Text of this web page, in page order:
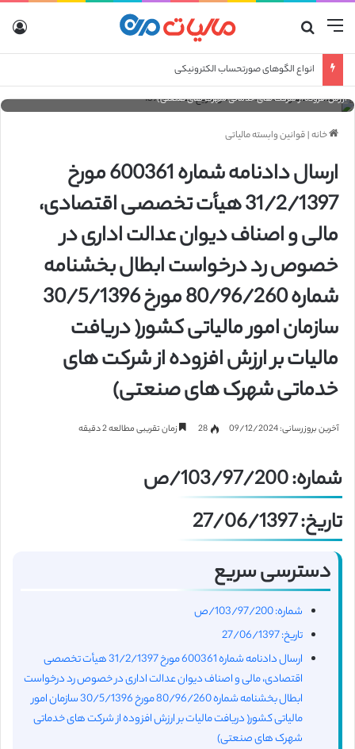
منو
انواع الگوهای صورتحساب الکترونیکی
31/2/1397 هیأت تخصصی اقتصادی، مالی و اصناف دیوان عدالت اداری در خصوص رد درخواست
ابطال بخشنامه شماره 80/96/260 مورخ 30/5/1396 سازمان امور مالیاتی کشور( دریافت مالیات بر
ارزش افزوده از شرکت های خدماتی شهرک های صنعتی)
خانه|قوانین وابسته مالیاتی
ارسال دادنامه شماره 600361 مورخ
31/2/1397 هیأت تخصصی اقتصادی،
مالی و اصناف دیوان عدالت اداری در
خصوص رد درخواست ابطال بخشنامه
شماره 80/96/260 مورخ 30/5/1396
سازمان امور مالیاتی کشور( دریافت
مالیات بر ارزش افزوده از شرکت های
خدماتی شهرک های صنعتی)
آخرین بروزرسانی: 09/12/2024 28 زمان تقریبی مطالعه 2 دقیقه
شماره: 103/97/200/ص
تاریخ: 27/06/1397
دسترسی سریع
شماره: 103/97/200/ص
تاریخ: 27/06/1397
ارسال دادنامه شماره 600361 مورخ 31/2/1397 هیأت تخصصی
اقتصادی، مالی و اصناف دیوان عدالت اداری در خصوص رد درخواست
ابطال بخشنامه شماره 80/96/260 مورخ 30/5/1396 سازمان امور
مالیاتی کشور( دریافت مالیات بر ارزش افزوده از شرکت های خدماتی
شهرک های صنعتی)